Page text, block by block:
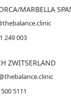
/MARBELLA
249 003
ZWITSERLAND
5111